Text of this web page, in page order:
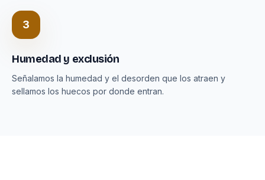
3
Humedad y exclusión
Señalamos la humedad y el desorden que los atraen y
sellamos los huecos por donde entran.